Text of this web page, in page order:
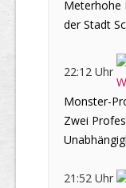
Meterhohe
der Stadt
22:12 Uhr
Monster-
Zwei
21:52 Uhr